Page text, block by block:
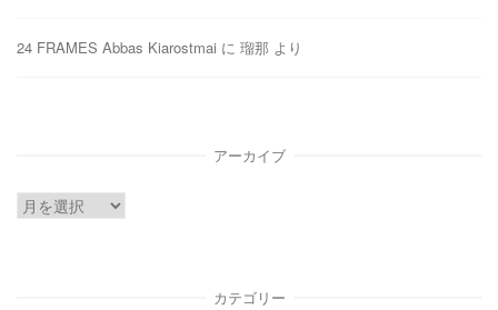
24 FRAMES Abbas Kiarostmai に 瑠那 より
アーカイブ
ア
カテゴリー